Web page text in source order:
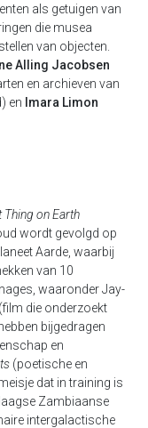
als getuigen van
die musea
van objecten.
Alling Jacobsen
en archieven van
en Imara Limon
on Earth
wordt gevolgd op
Aarde, waarbij
van 10
waaronder Jay-
(film die onderzoekt
bijgedragen
en
(poetische en
dat in training is
Zambiaanse
intergalactische